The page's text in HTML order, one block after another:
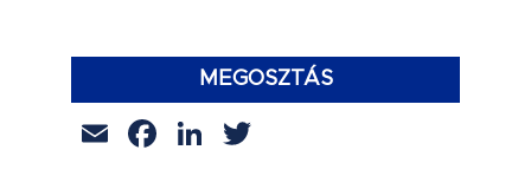
MEGOSZTÁS
EmailFacebook
LinkedIn